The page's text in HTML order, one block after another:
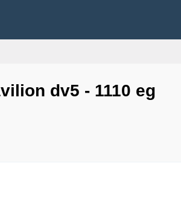
dv5 - 1110 eg